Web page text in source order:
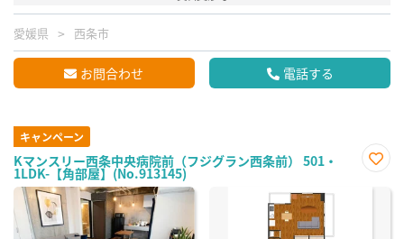
愛媛県 西条市
お問合わせ 電話する
キャンペーン
Kマンスリー西条中央病院前（フジグラン西条前） 501・
1LDK-【角部屋】(No.913145)
に入